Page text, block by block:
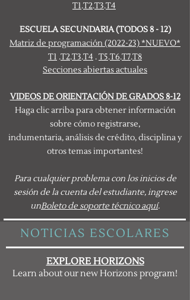
T1.T2.T3.T4
ESCUELA SECUNDARIA (TODOS 8 - 12)
Matriz de programación (2022-23) *NUEVO*
T1 .T2.T3.T4 .T5.T6.T7.T8
Secciones abiertas actuales
VIDEOS DE ORIENTACIÓN DE GRADOS 8-12
Haga clic arriba para obtener información
sobre cómo registrarse,
indumentaria, análisis de crédito, disciplina y
otros temas importantes!
Para cualquier problema con los inicios de
sesión de la cuenta del estudiante, ingrese
unBoleto de soporte técnico aquí.
NOTICIAS ESCOLARES
EXPLORE HORIZONS
Learn about our new Horizons program!